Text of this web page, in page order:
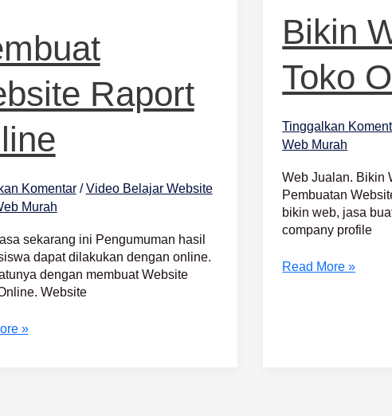
Raport
Komentar /Video Belajar Website
Murah
sekarang ini Pengumuman hasil
dapat dilakukan dengan online.
dengan membuat Website
Website
»
Bikin
Toko
Tinggalkan
Web Murah
Web Jualan. Bikin
Pembuatan
bikin web, jasa
company profile
Online
Read More »